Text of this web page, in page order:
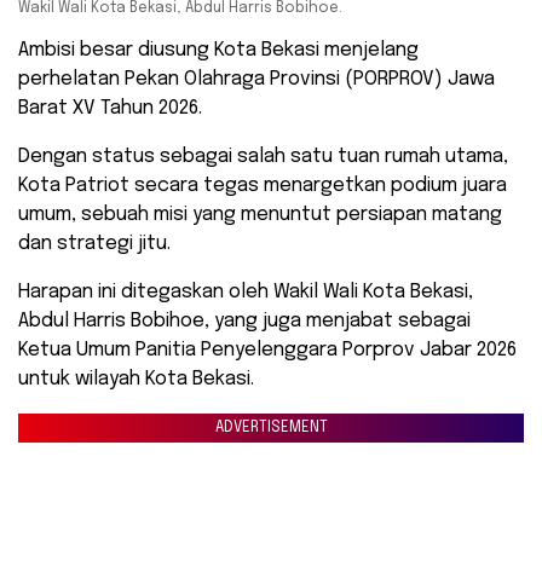
Wakil Wali Kota Bekasi, Abdul Harris Bobihoe.
Ambisi besar diusung Kota Bekasi menjelang
perhelatan Pekan Olahraga Provinsi (PORPROV) Jawa
Barat XV Tahun 2026.
Dengan status sebagai salah satu tuan rumah utama,
Kota Patriot secara tegas menargetkan podium juara
umum, sebuah misi yang menuntut persiapan matang
dan strategi jitu.
Harapan ini ditegaskan oleh Wakil Wali Kota Bekasi,
Abdul Harris Bobihoe, yang juga menjabat sebagai
Ketua Umum Panitia Penyelenggara Porprov Jabar 2026
untuk wilayah Kota Bekasi.
ADVERTISEMENT